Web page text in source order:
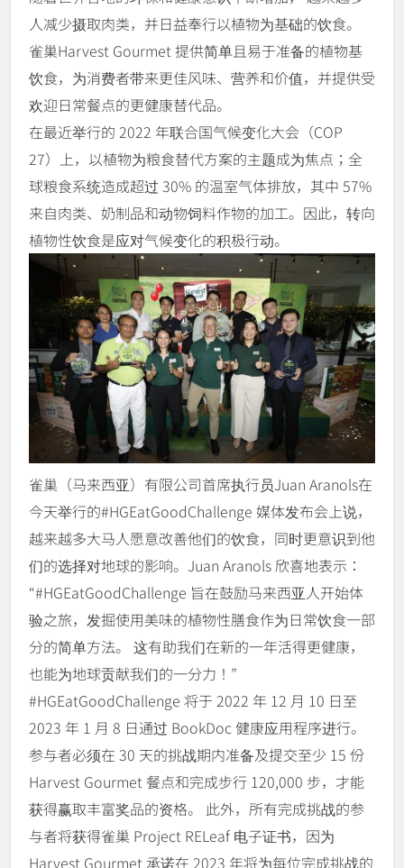
人减少摄取肉类，并日益奉行以植物为基础的饮食。
雀巢Harvest Gourmet 提供简单且易于准备的植物基
饮食，为消费者带来更佳风味、营养和价值，并提供受
欢迎日常餐点的更健康替代品。
在最近举行的 2022 年联合国气候变化大会（COP
27）上，以植物为粮食替代方案的主题成为焦点；全
球粮食系统造成超过 30% 的温室气体排放，其中 57%
来自肉类、奶制品和动物饲料作物的加工。因此，转向
植物性饮食是应对气候变化的积极行动。
雀巢（马来西亚）有限公司首席执行员Juan Aranols在
今天举行的#HGEatGoodChallenge 媒体发布会上说，
越来越多大马人愿意改善他们的饮食，同时更意识到他
们的选择对地球的影响。Juan Aranols 欣喜地表示：
“#HGEatGoodChallenge 旨在鼓励马来西亚人开始体
验之旅，发掘使用美味的植物性膳食作为日常饮食一部
分的简单方法。 这有助我们在新的一年活得更健康，
也能为地球贡献我们的一分力！”
#HGEatGoodChallenge 将于 2022 年 12 月 10 日至
2023 年 1 月 8 日通过 BookDoc 健康应用程序进行。
参与者必须在 30 天的挑战期内准备及提交至少 15 份
Harvest Gourmet 餐点和完成步行 120,000 步，才能
获得赢取丰富奖品的资格。 此外，所有完成挑战的参
与者将获得雀巢 Project RELeaf 电子证书，因为
Harvest Gourmet 承诺在 2023 年将为每位完成挑战的